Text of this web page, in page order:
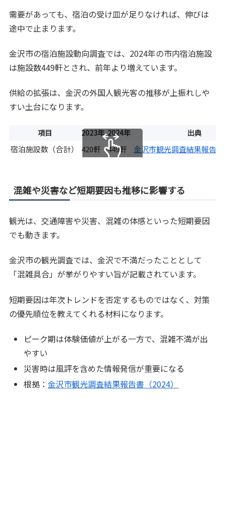
需要があっても、宿泊の受け皿が足りなければ、伸びは
途中で止まります。
金沢市の宿泊施設動向調査では、2024年の市内宿泊施設
は施設数449軒とされ、前年より増えています。
供給の拡張は、金沢の外国人観光客の推移が上振れしや
すい土台になります。
項目 2023年 2024年 出典
宿泊施設数（合計） 420軒 449軒 金沢市観光調査結果報告
混雑や災害など短期要因も推移に影響する
観光は、交通障害や災害、混雑の体感といった短期要因
でも動きます。
金沢市の観光調査では、金沢で不満だったこととして
「混雑具合」が挙がりやすい旨が記載されています。
短期要因は年次トレンドを否定するものではなく、対策
の優先順位を教えてくれる材料になります。
ピーク期は体験価値が上がる一方で、混雑不満が出
やすい
災害時は風評を含めた情報発信が重要になる
根拠：金沢市観光調査結果報告書（2024）